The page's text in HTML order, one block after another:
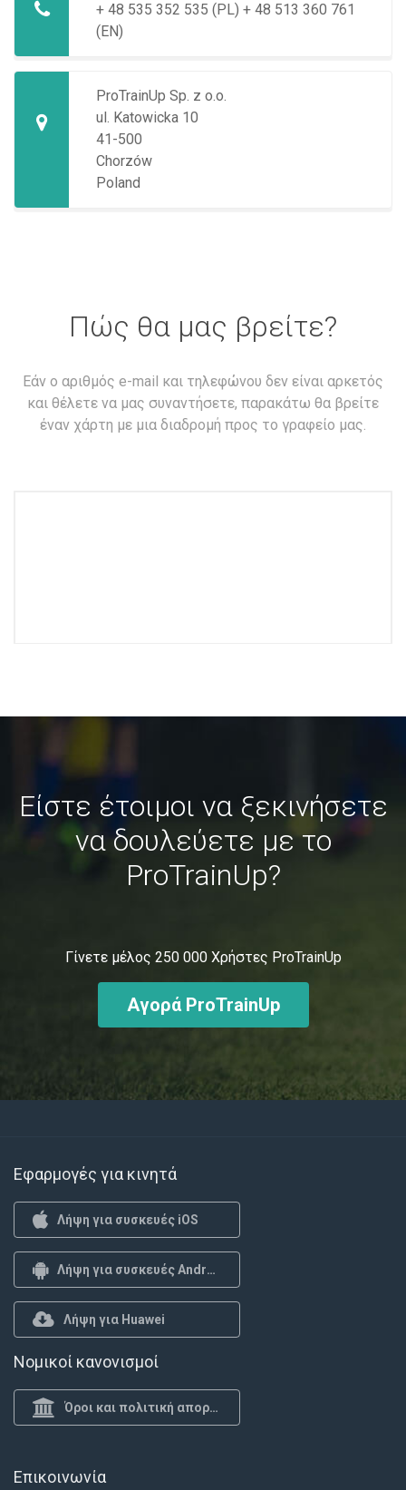
+ 48 535 352 535 (PL) + 48 513 360 761
(EN)
ProTrainUp Sp. z o.o.
ul. Katowicka 10
41-500
Chorzów
Poland
Πώς θα μας βρείτε?
Εάν ο αριθμός e-mail και τηλεφώνου δεν είναι αρκετός
και θέλετε να μας συναντήσετε, παρακάτω θα βρείτε
έναν χάρτη με μια διαδρομή προς το γραφείο μας.
Είστε έτοιμοι να ξεκινήσετε
να δουλεύετε με το
ProTrainUp?
Γίνετε μέλος 250 000 Χρήστες ProTrainUp
Αγορά ProTrainUp
Εφαρμογές για κινητά
Λήψη για συσκευές iOS
Λήψη για συσκευές Android
Λήψη για Huawei
Νομικοί κανονισμοί
Όροι και πολιτική απορρήτου
Επικοινωνία